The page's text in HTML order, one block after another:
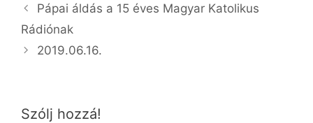
Pápai áldás a 15 éves Magyar Katolikus
Rádiónak
2019.06.16.
Szólj hozzá!